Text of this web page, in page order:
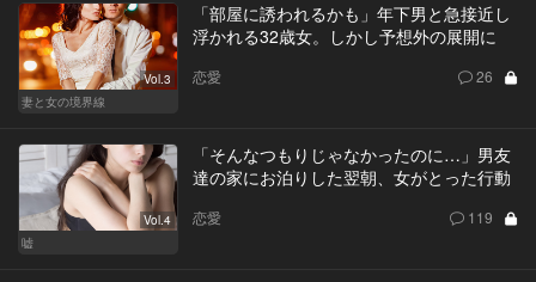
Vol.3
妻と女の境界線
「部屋に誘われるかも」年下男と急接近し
浮かれる32歳女。しかし予想外の展開に
恋愛 26
Vol.4
嘘
「そんなつもりじゃなかったのに…」男友
達の家にお泊りした翌朝、女がとった行動
恋愛 119